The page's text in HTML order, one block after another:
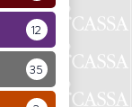
12
35